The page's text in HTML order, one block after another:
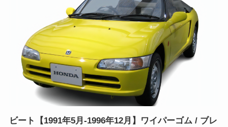
ビート【1991年5月-1996年12月】ワイパーゴム / ブレ